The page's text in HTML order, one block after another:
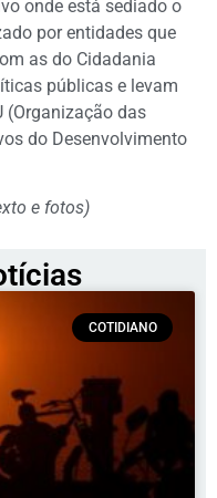
onde está sediado o
por entidades que
as do Cidadania
públicas e levam
(Organização das
do Desenvolvimento
e fotos)
COTIDIANO